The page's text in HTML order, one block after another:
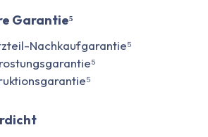
Garantie⁵
Nachkaufgarantie⁵